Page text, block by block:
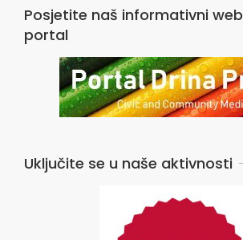
Posjetite naš informativni web
portal
Uključite se u naše aktivnosti